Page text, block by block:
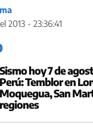
2013 - 23:36:41
Sismo hoy 7 de
Perú: Temblor en
Moquegua, San
regiones